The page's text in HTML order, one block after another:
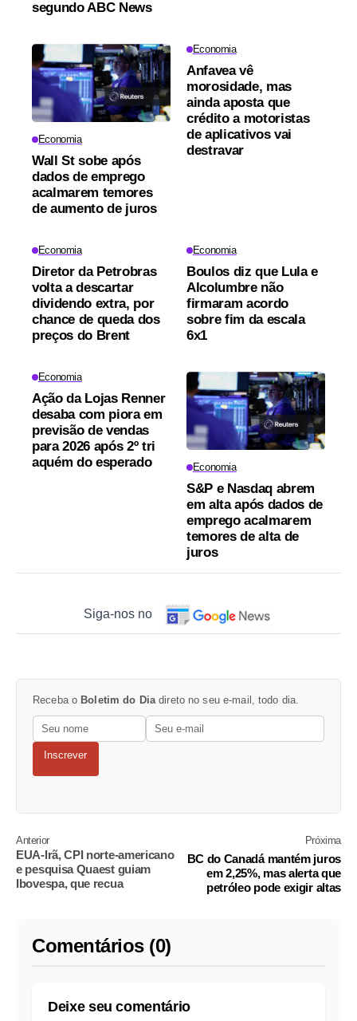
segundo ABC News
Economia
Wall St sobe após
dados de emprego
acalmarem temores
de aumento de juros
Economia
Anfavea vê
morosidade, mas
ainda aposta que
crédito a motoristas
de aplicativos vai
destravar
Economia
Diretor da Petrobras
volta a descartar
dividendo extra, por
chance de queda dos
preços do Brent
Economia
Boulos diz que Lula e
Alcolumbre não
firmaram acordo
sobre fim da escala
6x1
Economia
Ação da Lojas Renner
desaba com piora em
previsão de vendas
para 2026 após 2º tri
aquém do esperado
Economia
S&P e Nasdaq abrem
em alta após dados de
emprego acalmarem
temores de alta de
juros
Siga-nos no
Receba o Boletim do Dia direto no seu e-mail, todo dia.
Inscrever
Anterior
EUA-Irã, CPI norte-americano
e pesquisa Quaest guiam
Ibovespa, que recua
Próxima
BC do Canadá mantém juros
em 2,25%, mas alerta que
petróleo pode exigir altas
Comentários (0)
Deixe seu comentário